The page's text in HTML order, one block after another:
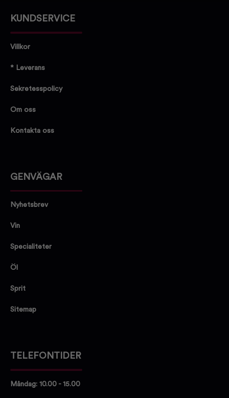
KUNDSERVICE
Villkor
* Leverans
Sekretesspolicy
Om oss
Kontakta oss
GENVÄGAR
Nyhetsbrev
Vin
Specialiteter
Öl
Sprit
Sitemap
TELEFONTIDER
Måndag: 10.00 - 15.00